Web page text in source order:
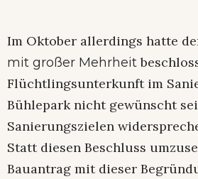
Im Oktober allerdings hatte
mit großer Mehrheit
Flüchtlingsunterkunft im
Bühlepark nicht gewünscht
Sanierungszielen
Statt diesen Beschluss
Bauantrag mit dieser